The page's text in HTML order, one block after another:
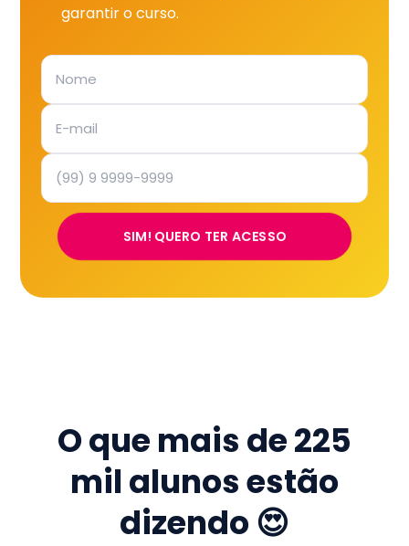
garantir o curso.
SIM! QUERO TER ACESSO
O que mais de225
mil alunos estão
dizendo 😍